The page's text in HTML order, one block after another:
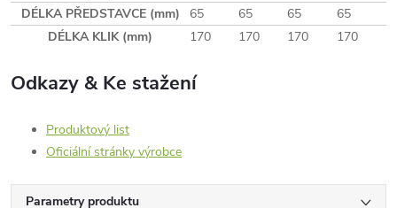
DÉLKA PŘEDSTAVCE (mm)
65 65 65
65
DÉLKA KLIK (mm)
170 170 170 170
Odkazy & Ke stažení
Produktový list
Oficiální stránky výrobce
Parametry produktu